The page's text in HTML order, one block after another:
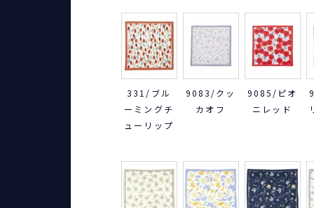
331/ブル
ーミングチ
ューリップ
9083/クッ
カオフ
9085/ピオ
ニレッド